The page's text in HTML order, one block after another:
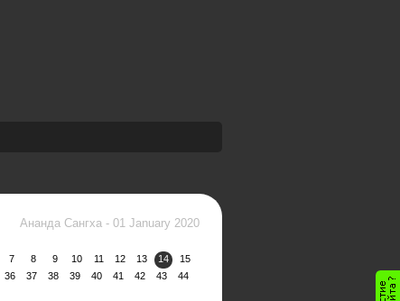
Ананда Сангха - 01 January 2020
7 8 9 10 11 12 13 14
15
36 37 38 39 40 41 42 43
44